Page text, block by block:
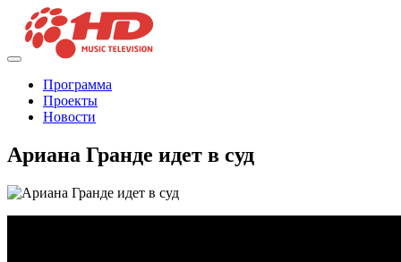
Программа
Проекты
Новости
Ариана Гранде идет в суд